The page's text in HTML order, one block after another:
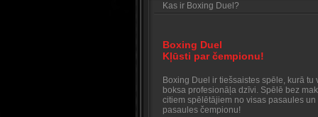
Kas ir Boxing Duel?
Boxing Duel
Kļūsti par čempionu!
Boxing Duel ir tiešsaistes spēle, kurā tu
boksa profesionāļa dzīvi. Spēlē bez
citiem spēlētājiem no visas pasaules un
pasaules čempionu!